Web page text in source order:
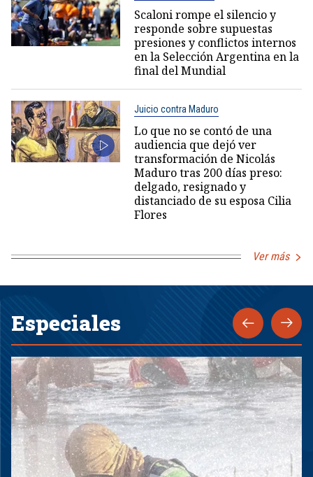
Scaloni rompe el silencio y
responde sobre supuestas
presiones y conflictos internos
en la Selección Argentina en la
final del Mundial
Juicio contra Maduro
Lo que no se contó de una
audiencia que dejó ver
transformación de Nicolás
Maduro tras 200 días preso:
delgado, resignado y
distanciado de su esposa Cilia
Flores
Ver más
Especiales